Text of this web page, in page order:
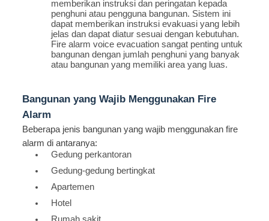
memberikan instruksi dan peringatan kepada
penghuni atau pengguna bangunan. Sistem ini
dapat memberikan instruksi evakuasi yang lebih
jelas dan dapat diatur sesuai dengan kebutuhan.
Fire alarm voice evacuation sangat penting untuk
bangunan dengan jumlah penghuni yang banyak
atau bangunan yang memiliki area yang luas.
Bangunan yang Wajib Menggunakan Fire
Alarm
Beberapa jenis bangunan yang wajib menggunakan fire
alarm di antaranya:
Gedung perkantoran
Gedung-gedung bertingkat
Apartemen
Hotel
Rumah sakit